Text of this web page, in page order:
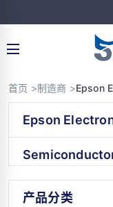
首页 >制造商 >Epson
Epson
产品分类